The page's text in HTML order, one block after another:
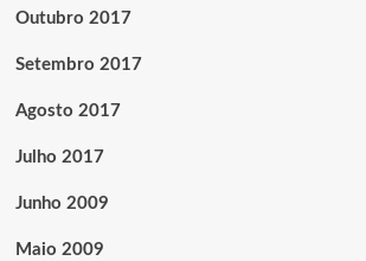
Outubro 2017
Setembro 2017
Agosto 2017
Julho 2017
Junho 2009
Maio 2009